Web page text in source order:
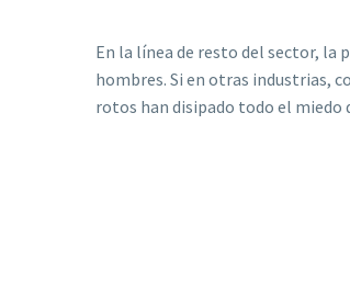
En la línea de resto del sector, la
hombres. Si en otras industrias,
rotos han disipado todo el miedo